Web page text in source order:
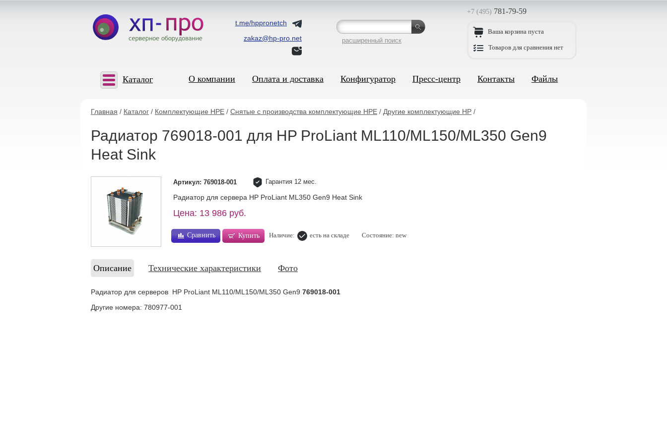
t.me/hppronetch
zakaz@hp-pro.net
расширенный поиск
+7 (495) 781-79-59
Ваша корзина пуста
Товаров для сравнения нет
Каталог О компании Оплата и доставка Конфигуратор Пресс-центр Контакты Файлы
Главная / Каталог / Комплектующие HPE / Снятые с производства комплектующие HPE / Другие комплектующие HP /
Радиатор 769018-001 для HP ProLiant ML110/ML150/ML350 Gen9
Heat Sink
Артикул: 769018-001 Гарантия 12 мес.
Радиатор для сервера HP ProLiant ML350 Gen9 Heat Sink
Цена: 13 986 руб.
Сравнить Купить Наличие: есть на складе Состояние: new
Описание Технические характеристики Фото
Радиатор для серверов HP ProLiant ML110/ML150/ML350 Gen9 769018-001
Другие номера: 780977-001